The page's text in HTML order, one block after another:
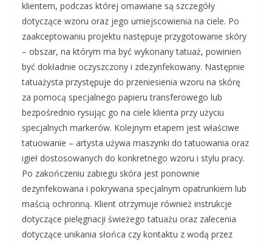
klientem, podczas której omawiane są szczegóły
dotyczące wzoru oraz jego umiejscowienia na ciele. Po
zaakceptowaniu projektu następuje przygotowanie skóry
– obszar, na którym ma być wykonany tatuaż, powinien
być dokładnie oczyszczony i zdezynfekowany. Następnie
tatuażysta przystępuje do przeniesienia wzoru na skórę
za pomocą specjalnego papieru transferowego lub
bezpośrednio rysując go na ciele klienta przy użyciu
specjalnych markerów. Kolejnym etapem jest właściwe
tatuowanie – artysta używa maszynki do tatuowania oraz
igieł dostosowanych do konkretnego wzoru i stylu pracy.
Po zakończeniu zabiegu skóra jest ponownie
dezynfekowana i pokrywana specjalnym opatrunkiem lub
maścią ochronną. Klient otrzymuje również instrukcje
dotyczące pielęgnacji świeżego tatuażu oraz zalecenia
dotyczące unikania słońca czy kontaktu z wodą przez